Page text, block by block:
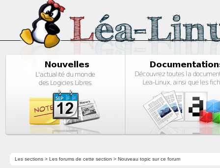
Les sections> Les forums de cette section > Nouveau topic sur ce forum